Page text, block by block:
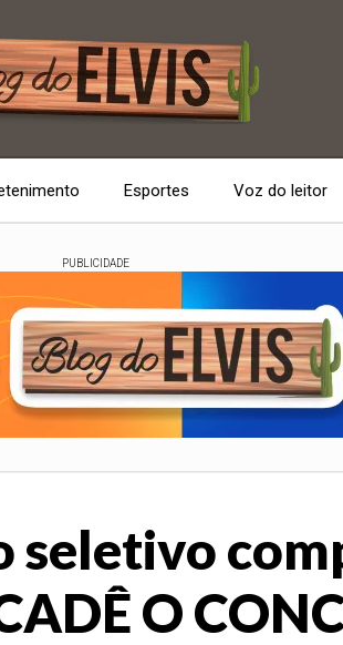
Esportes Voz do leitor
PUBLICIDADE
seletivo
O